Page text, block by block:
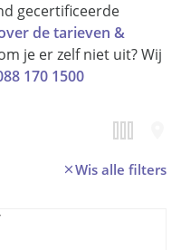
gecertificeerde
de tarieven &
je er zelf niet uit? Wij
170 1500
Wis alle filters